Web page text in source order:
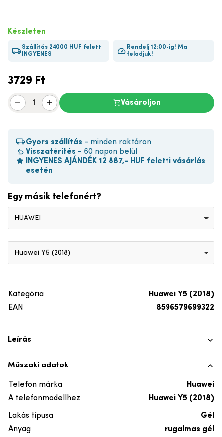
Készleten
Szállítás 24000 HUF felett
INGYENES
Rendelj 12:00-ig! Ma
feladjuk!
3729 Ft
Vásároljon
Gyors szállítás - minden raktáron
Visszatérítés - 60 napon belül
INGYENES AJÁNDÉK 12 887,- HUF feletti vásárlás
esetén
Egy másik telefonért?
HUAWEI
Huawei Y5 (2018)
Kategória
Huawei Y5 (2018)
EAN
8596579699322
Leírás
Műszaki adatok
Telefon márka
Huawei
A telefonmodellhez
Huawei Y5 (2018)
Lakás típusa
Gél
Anyag
rugalmas gél